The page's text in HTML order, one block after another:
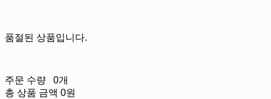
품절된 상품입니다.
주문 수량
0개
총 상품 금액 0원